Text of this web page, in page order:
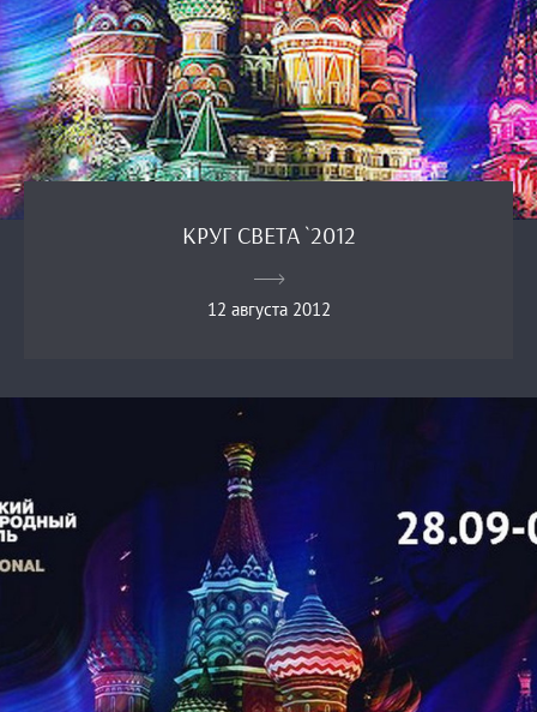
КРУГ СВЕТА `2012
12 августа 2012